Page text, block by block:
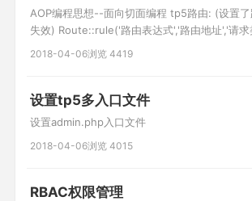
AOP编程思想--面向切面编程 tp5路由: (设置
失效) Route::rule('路由表达式','路由地址','请求
(数组)','变量规则(数组)'); 请求类型:get post
2018-04-06浏览 4419
设置tp5多入口文件
设置admin.php入口文件
2018-04-06浏览 4015
RBAC权限管理